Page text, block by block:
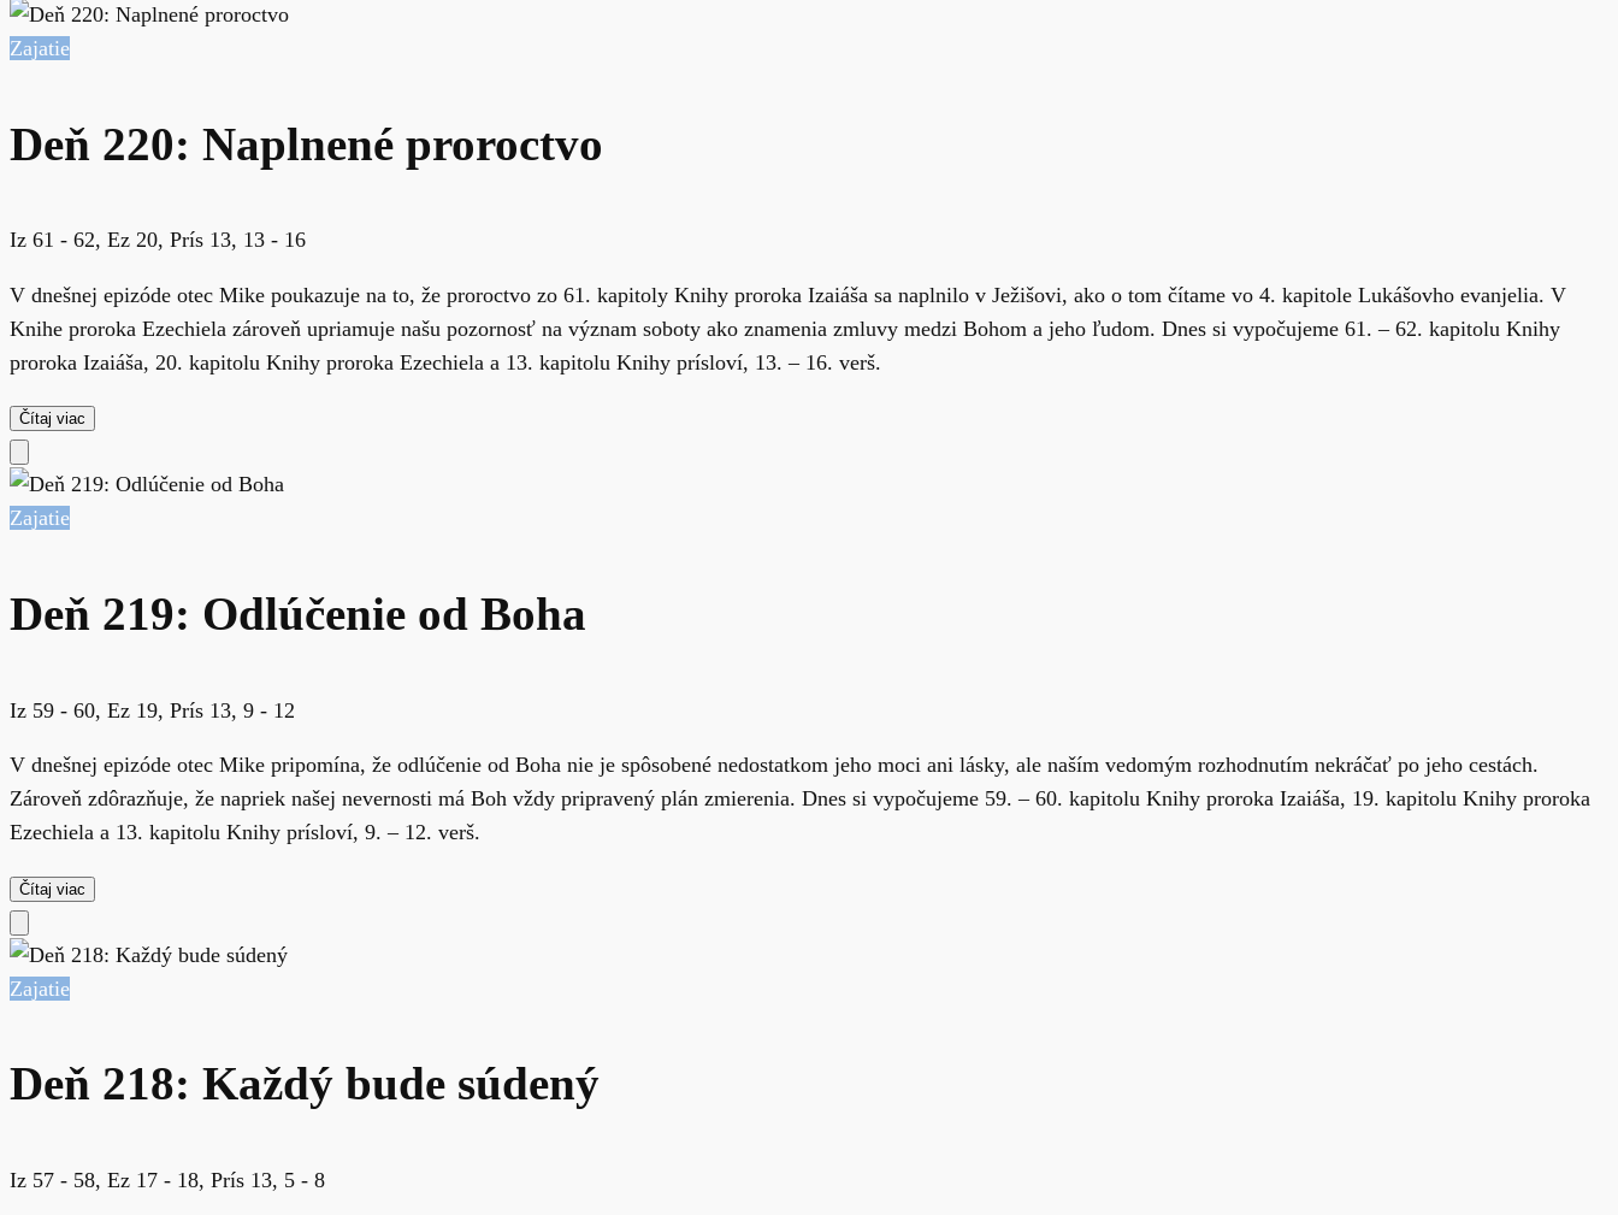
Zajatie
Deň 220: Naplnené proroctvo
Iz 61 - 62, Ez 20, Prís 13, 13 - 16
V dnešnej epizóde otec Mike poukazuje na to, že proroctvo zo 61. kapitoly Knihy proroka Izaiáša sa naplnilo v Ježišovi, ako o tom čítame vo 4. kapitole Lukášovho evanjelia. V
Knihe proroka Ezechiela zároveň upriamuje našu pozornosť na význam soboty ako znamenia zmluvy medzi Bohom a jeho ľudom. Dnes si vypočujeme 61. – 62. kapitolu Knihy
proroka Izaiáša, 20. kapitolu Knihy proroka Ezechiela a 13. kapitolu Knihy prísloví, 13. – 16. verš.
Čítaj viac
Zajatie
Deň 219: Odlúčenie od Boha
Iz 59 - 60, Ez 19, Prís 13, 9 - 12
V dnešnej epizóde otec Mike pripomína, že odlúčenie od Boha nie je spôsobené nedostatkom jeho moci ani lásky, ale naším vedomým rozhodnutím nekráčať po jeho cestách.
Zároveň zdôrazňuje, že napriek našej nevernosti má Boh vždy pripravený plán zmierenia. Dnes si vypočujeme 59. – 60. kapitolu Knihy proroka Izaiáša, 19. kapitolu Knihy proroka
Ezechiela a 13. kapitolu Knihy prísloví, 9. – 12. verš.
Čítaj viac
Zajatie
Deň 218: Každý bude súdený
Iz 57 - 58, Ez 17 - 18, Prís 13, 5 - 8